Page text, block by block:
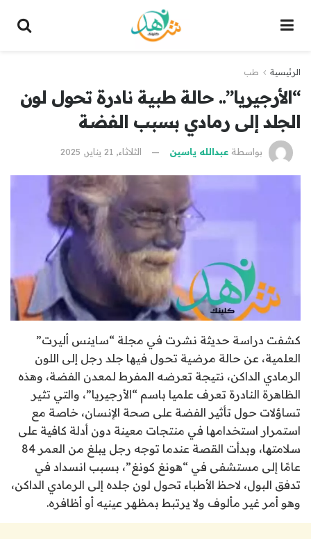
الرئيسية طب
“الأرجيريا”.. حالة طبية نادرة تحول لون
الجلد إلى رمادي بسبب الفضة
بواسطة عبدالله ياسين الثلاثاء, 21 يناير, 2025
كشفت دراسة حديثة نشرت في مجلة “ساينس أليرت”
العلمية، عن حالة مرضية تحول فيها جلد رجل إلى اللون
الرمادي الداكن، نتيجة تعرضه المفرط لمعدن الفضة، وهذه
الظاهرة النادرة تعرف علميا باسم “الأرجيريا”، والتي تثير
تساؤلات حول تأثير الفضة على صحة الإنسان، خاصة مع
استمرار استخدامها في منتجات معينة دون أدلة كافية على
سلامتها، وبدأت القصة عندما توجه رجل يبلغ من العمر 84
عامًا إلى مستشفى في “هونغ كونغ”، بسبب انسداد في
تدفق البول، لاحظ الأطباء تحول لون جلده إلى الرمادي الداكن،
وهو أمر غير مألوف ولا يرتبط بمظهر عينيه أو أظافره.